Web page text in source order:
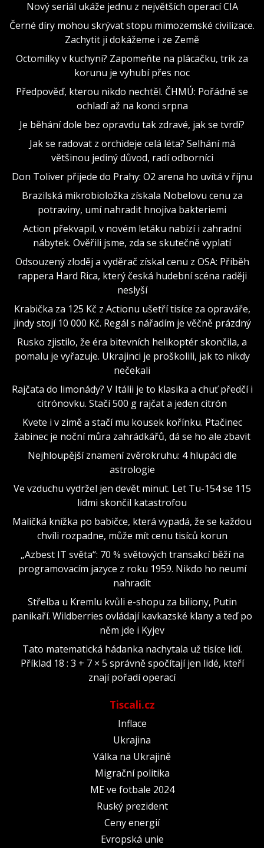
Nový seriál ukáže jednu z největších operací CIA
Černé díry mohou skrývat stopu mimozemské civilizace.
Zachytit ji dokážeme i ze Země
Octomilky v kuchyni? Zapomeňte na plácačku, trik za
korunu je vyhubí přes noc
Předpověď, kterou nikdo nechtěl. ČHMÚ: Pořádně se
ochladí až na konci srpna
Je běhání dole bez opravdu tak zdravé, jak se tvrdí?
Jak se radovat z orchideje celá léta? Selhání má
většinou jediný důvod, radí odborníci
Don Toliver přijede do Prahy: O2 arena ho uvítá v říjnu
Brazilská mikrobioložka získala Nobelovu cenu za
potraviny, umí nahradit hnojiva bakteriemi
Action překvapil, v novém letáku nabízí i zahradní
nábytek. Ověřili jsme, zda se skutečně vyplatí
Odsouzený zloděj a vyděrač získal cenu z OSA: Příběh
rappera Hard Rica, který česká hudební scéna raději
neslyší
Krabička za 125 Kč z Actionu ušetří tisíce za opraváře,
jindy stojí 10 000 Kč. Regál s nářadím je věčně prázdný
Rusko zjistilo, že éra bitevních helikoptér skončila, a
pomalu je vyřazuje. Ukrajinci je proškolili, jak to nikdy
nečekali
Rajčata do limonády? V Itálii je to klasika a chuť předčí i
citrónovku. Stačí 500 g rajčat a jeden citrón
Kvete i v zimě a stačí mu kousek kořínku. Ptačinec
žabinec je noční můra zahrádkářů, dá se ho ale zbavit
Nejhloupější znamení zvěrokruhu: 4 hlupáci dle
astrologie
Ve vzduchu vydržel jen devět minut. Let Tu-154 se 115
lidmi skončil katastrofou
Maličká knížka po babičce, která vypadá, že se každou
chvíli rozpadne, může mít cenu tisíců korun
„Azbest IT světa“: 70 % světových transakcí běží na
programovacím jazyce z roku 1959. Nikdo ho neumí
nahradit
Střelba u Kremlu kvůli e-shopu za biliony, Putin
panikaří. Wildberries ovládají kavkazské klany a teď po
něm jde i Kyjev
Tato matematická hádanka nachytala už tisíce lidí.
Příklad 18 : 3 + 7 × 5 správně spočítají jen lidé, kteří
znají pořadí operací
Tiscali.cz
Inflace
Ukrajina
Válka na Ukrajině
Migrační politika
ME ve fotbale 2024
Ruský prezident
Ceny energií
Evropská unie